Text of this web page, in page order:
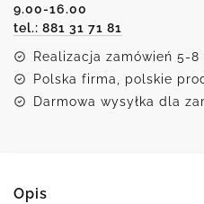
świata
9.00-16.00
tel.: 881 31 71 81
Realizacja zamówień 5-
Polska firma, polskie
Darmowa wysyłka dla
Opis